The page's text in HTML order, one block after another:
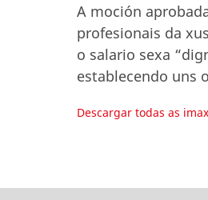
A moción
profesionais da
o salario sexa
establecendo uns
Descargar todas as